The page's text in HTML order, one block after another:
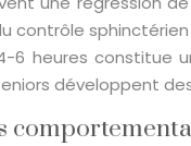
contrôle
heures constitue
développent